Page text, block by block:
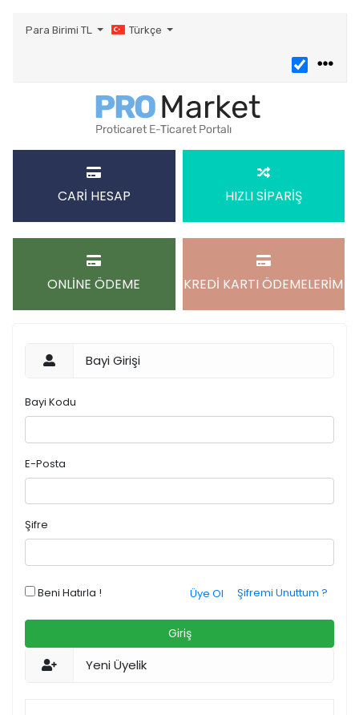
Para Birimi TL Türkçe
CARİ HESAP HIZLI SİPARİŞ
ONLİNE ÖDEME KREDİ KARTI ÖDEMELERİM
Bayi Girişi
Bayi Kodu
E-Posta
Şifre
Beni Hatırla ! Şifremi Unuttum ?
Üye Ol
Giriş
Yeni Üyelik